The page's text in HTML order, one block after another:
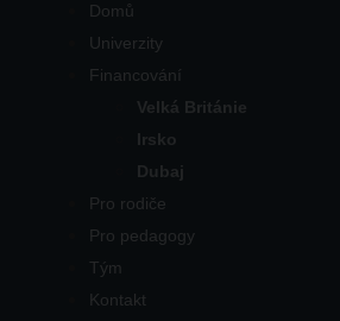
Domů
Univerzity
Financování
Velká Británie
Irsko
Dubaj
Pro rodiče
Pro pedagogy
Tým
Kontakt